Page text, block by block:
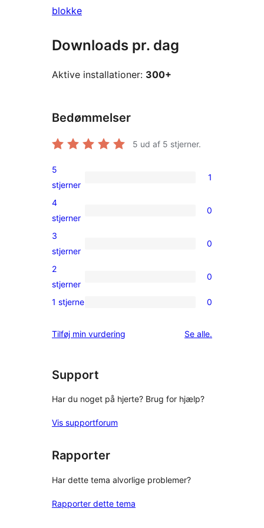
blokke
Downloads pr. dag
Aktive installationer: 300+
Bedømmelser
5 ud af 5 stjerner.
1
5-
stjernet
5
stjerner
1
0
4-
stjernet
4
stjerner
0
0
3-
stjernet
3
stjerner
0
0
2-
anmeldelser
2
stjerner
0
0
stjernet
1 stjerne 0
Tilføj min vurdering Se alleanmeldelser
.
Support
Har du noget på hjerte? Brug for hjælp?
Vis supportforum
Rapporter
Har dette tema alvorlige problemer?
Rapporter dette tema